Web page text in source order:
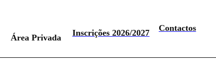
Área Privada
Inscrições 2026/2027 Contactos